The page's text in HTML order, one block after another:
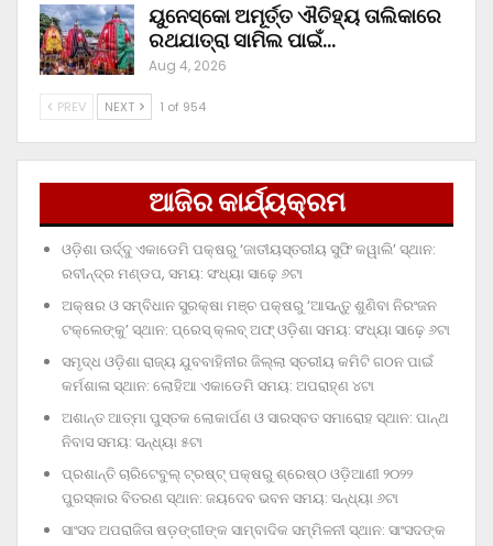
ୟୁନେସ୍କୋ ଅମୂର୍ତ୍ତ ଐତିହ୍ୟ ତାଲିକାରେ
ରଥଯାତ୍ରା ସାମିଲ ପାଇଁ…
Aug 4, 2026
PREV NEXT 1 of 954
ଆଜିର କାର୍ଯ୍ୟକ୍ରମ
ଓଡ଼ିଶା ଊର୍ଦ୍ଦୁ ଏକାଡେମି ପକ୍ଷରୁ ‘ଜାତୀୟସ୍ତରୀୟ ସୁଫି କୱାଲି’ ସ୍ଥାନ:
ରବୀନ୍ଦ୍ର ମଣ୍ଡପ, ସମୟ: ସଂଧ୍ୟା ସାଢ଼େ ୬ଟା
ଅକ୍ଷର ଓ ସମ୍ବିଧାନ ସୁରକ୍ଷା ମଞ୍ଚ ପକ୍ଷରୁ ‘ଆସନ୍ତୁ ଶୁଣିବା ନିରଂଜନ
ଟକ୍‌ଲେଙ୍କୁ’ ସ୍ଥାନ: ପ୍ରେସ୍‌ କ୍ଲବ୍‌ ଅଫ୍‌ ଓଡ଼ିଶା ସମୟ: ସଂଧ୍ୟା ସାଢ଼େ ୬ଟା
ସମୃଦ୍ଧ ଓଡ଼ିଶା ରାଜ୍ୟ ଯୁବବାହିନୀର ଜିଲ୍ଲା ସ୍ତରୀୟ କମିଟି ଗଠନ ପାଇଁ
କର୍ମଶାଳା ସ୍ଥାନ: ଲୋହିଆ ଏକାଡେମି ସମୟ: ଅପରାହ୍‌ଣ ୪ଟା
ଅଶାନ୍ତ ଆତ୍ମା ପୁସ୍ତକ ଲୋକାର୍ପଣ ଓ ସାରସ୍ବତ ସମାରୋହ ସ୍ଥାନ: ପାନ୍ଥ
ନିବାସ ସମୟ: ସନ୍ଧ୍ୟା ୫ଟା
ପ୍ରଶାନ୍ତି ଚାରିଟେବୁଲ୍‌ ଟ୍ରଷ୍ଟ୍‌ ପକ୍ଷରୁ ଶ୍ରେଷ୍ଠ ଓଡ଼ିଆଣୀ ୨୦୨୨
ପୁରସ୍କାର ବିତରଣ ସ୍ଥାନ: ଜୟଦେବ ଭବନ ସମୟ: ସନ୍ଧ୍ୟା ୬ଟା
ସାଂସଦ ଅପରାଜିତା ଷଡ଼ଙ୍ଗୀଙ୍କ ସାମ୍ବାଦିକ ସମ୍ମିଳନୀ ସ୍ଥାନ: ସାଂସଦଙ୍କ